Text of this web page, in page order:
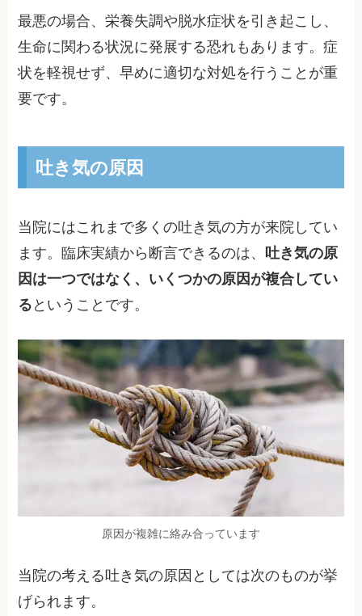
最悪の場合、栄養失調や脱水症状を引き起こし、
生命に関わる状況に発展する恐れもあります。症
状を軽視せず、早めに適切な対処を行うことが重
要です。
吐き気の原因
当院にはこれまで多くの吐き気の方が来院してい
ます。臨床実績から断言できるのは、 吐き気の原
因は一つではなく、いくつかの原因が複合してい
る ということです。
原因が複雑に絡み合っています
当院の考える吐き気の原因としては次のものが挙
げられます。